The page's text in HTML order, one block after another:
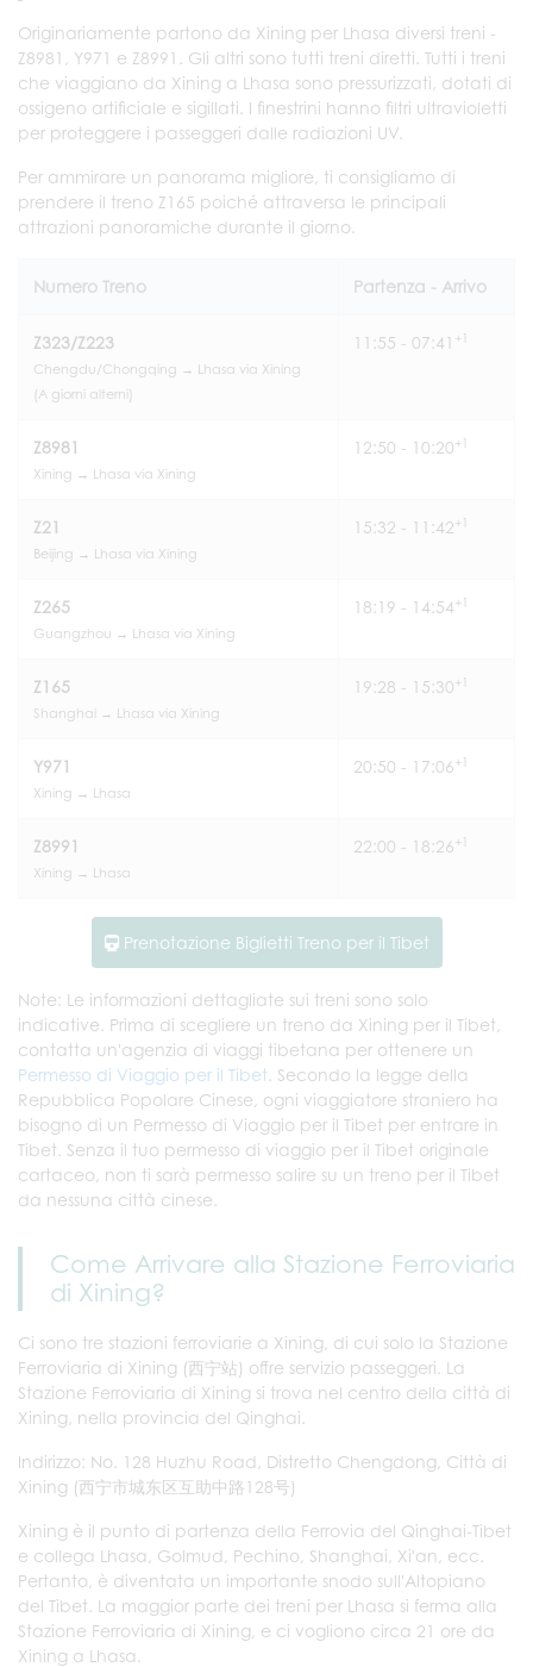
Originariamente partono da Xining per Lhasa diversi treni -
Z8981, Y971 e Z8991. Gli altri sono tutti treni diretti. Tutti i treni
che viaggiano da Xining a Lhasa sono pressurizzati, dotati di
ossigeno artificiale e sigillati. I finestrini hanno filtri ultravioletti
per proteggere i passeggeri dalle radiazioni UV.
Per ammirare un panorama migliore, ti consigliamo di
prendere il treno Z165 poiché attraversa le principali
attrazioni panoramiche durante il giorno.
Numero Treno Partenza - Arrivo
Z323/Z223
Chengdu/Chongqing → Lhasa via Xining
(A giorni alterni)
11:55 - 07:41 +1
Z8981
Xining → Lhasa via Xining
12:50 - 10:20+1
Z21
Beijing → Lhasa via Xining
15:32 - 11:42+1
Z265
Guangzhou → Lhasa via Xining
18:19 - 14:54+1
Z165
Shanghai → Lhasa via Xining
19:28 - 15:30+1
Y971
Xining → Lhasa
20:50 - 17:06+1
Z8991
Xining → Lhasa
22:00 - 18:26+1
Prenotazione Biglietti Treno per il Tibet
Note: Le informazioni dettagliate sui treni sono solo
indicative. Prima di scegliere un treno da Xining per il Tibet,
contatta un'agenzia di viaggi tibetana per ottenere un
Permesso di Viaggio per il Tibet . Secondo la legge della
Repubblica Popolare Cinese, ogni viaggiatore straniero ha
bisogno di un Permesso di Viaggio per il Tibet per entrare in
Tibet. Senza il tuo permesso di viaggio per il Tibet originale
cartaceo, non ti sarà permesso salire su un treno per il Tibet
da nessuna città cinese.
Come Arrivare alla Stazione Ferroviaria
di Xining?
Ci sono tre stazioni ferroviarie a Xining, di cui solo la Stazione
Ferroviaria di Xining (西宁站) offre servizio passeggeri. La
Stazione Ferroviaria di Xining si trova nel centro della città di
Xining, nella provincia del Qinghai.
Indirizzo: No. 128 Huzhu Road, Distretto Chengdong, Città di
Xining (西宁市城东区互助中路128号)
Xining è il punto di partenza della Ferrovia del Qinghai-Tibet
e collega Lhasa, Golmud, Pechino, Shanghai, Xi'an, ecc.
Pertanto, è diventata un importante snodo sull'Altopiano
del Tibet. La maggior parte dei treni per Lhasa si ferma alla
Stazione Ferroviaria di Xining, e ci vogliono circa 21 ore da
Xining a Lhasa.